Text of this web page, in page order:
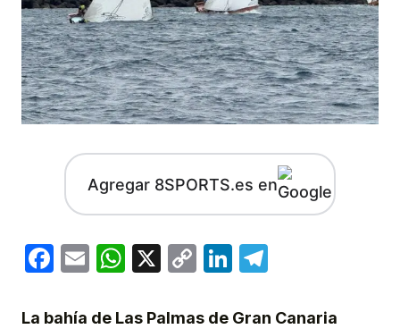
Agregar 8SPORTS.es en
Facebook
EmailWhatsApp
X
CopyLinkedIn
La bahía de Las Palmas de Gran Canaria